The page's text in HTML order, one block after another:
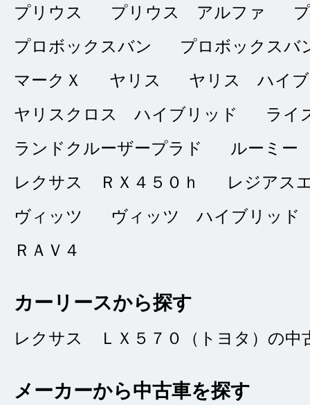
★★★★★
5点
総合評価
2023/07/01
ジムニー(白)
ｐｈｏｔｏ
販売店の評価
心配でしたので神
に清掃されて駐車
の傷、ボディーの
プリウス プリウス アルファ
プロボックスバン
プロボックス
マークＸ
ヤリス
ヤリス ハイ
ヤリスクロス ハイブリッド
ライ
ランドクルーザープラド
ルーミー
レクサス ＲＸ４５０ｈ
レジアス
ヴィッツ
ヴィッツ ハイブリッド
ＲＡＶ４
カーリースから探す
レクサス ＬＸ５７０（トヨタ）の中
メーカーから中古車を探す